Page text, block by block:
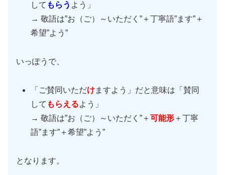
して もらう よう」
→ 敬語は”お（ご）～いただく”＋丁寧語”ます”＋
希望”よう”
いっぽうで、
「ご賛同いただけますよう」だと意味は「賛同
して もらえるよう」
→ 敬語は”お（ご）～いただく”＋可能形 ＋丁寧
語”ます”＋希望”よう”
となります。